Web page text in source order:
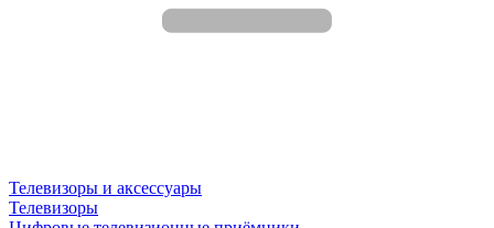
Телевизоры и аксессуары
Телевизоры